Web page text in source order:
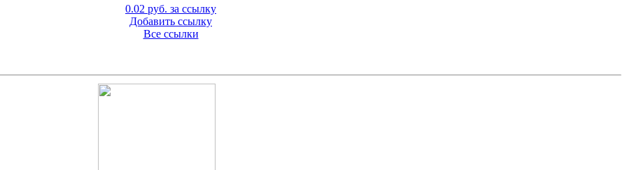
0.02 руб. за ссылку
Добавить ссылку
Все ссылки